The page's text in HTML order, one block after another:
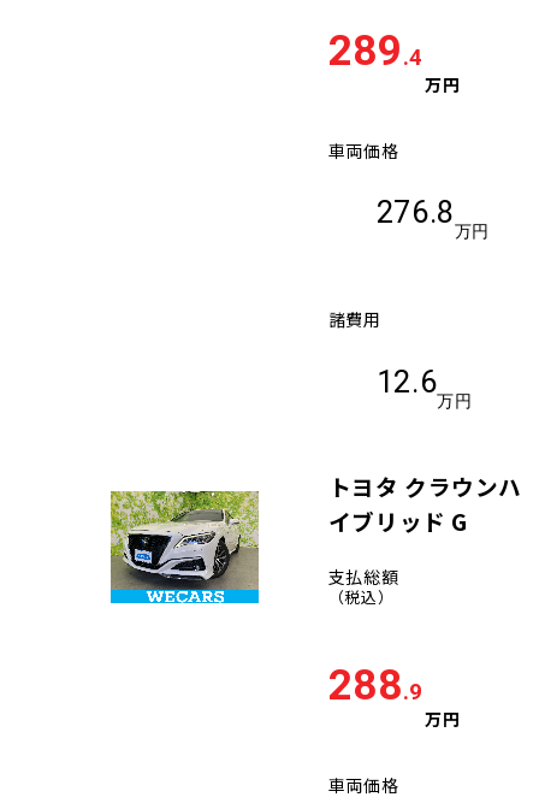
289.4
万円
車両価格
276.8
万円
諸費用
12.6
万円
トヨタ クラウンハ
イブリッド G
支払総額
（税込）
288.9
万円
車両価格